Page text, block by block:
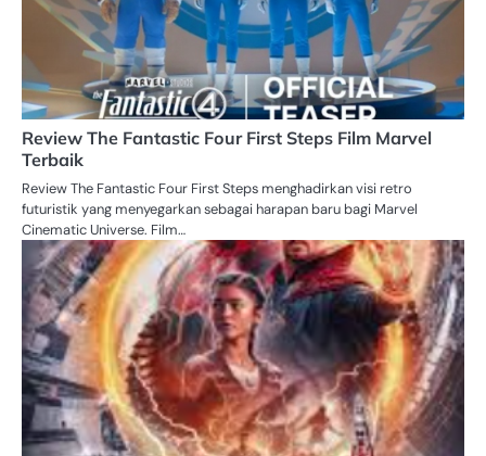
Review The Fantastic Four First Steps Film Marvel
Terbaik
Review The Fantastic Four First Steps menghadirkan visi retro
futuristik yang menyegarkan sebagai harapan baru bagi Marvel
Cinematic Universe. Film…